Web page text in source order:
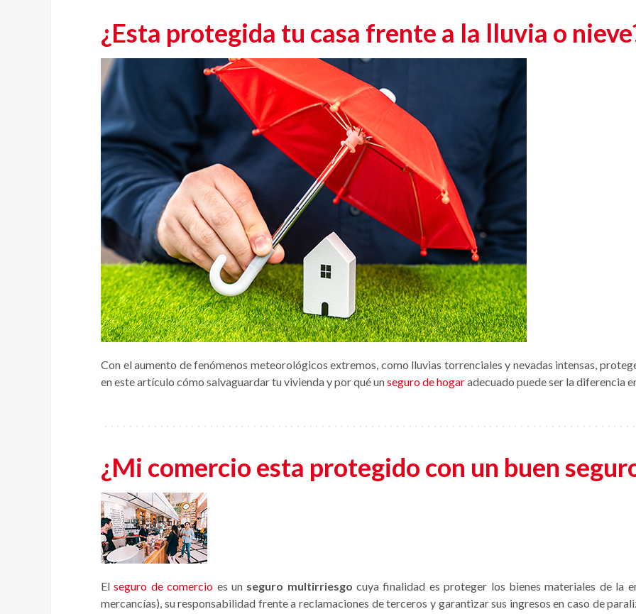
¿Esta protegida tu casa frente a la lluvia o
Con el aumento de fenómenos meteorológicos extremos, como lluvias torrenciales y nevadas intensas,
en este artículo cómo salvaguardar tu vivienda y por qué unseguro de hogaradecuado puede ser la diferencia
¿Mi comercio esta protegido con un buen
Elseguro de comercio es un seguro multirriesgo cuya finalidad es proteger los bienes materiales de la
mercancías), su responsabilidad frente a reclamaciones de terceros y garantizar sus ingresos en caso de